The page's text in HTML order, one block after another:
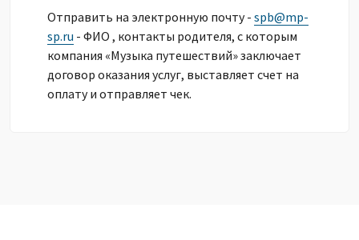
Отправить на электронную почту - spb@mp-
sp.ru - ФИО , контакты родителя, с которым
компания «Музыка путешествий» заключает
договор оказания услуг, выставляет счет на
оплату и отправляет чек.